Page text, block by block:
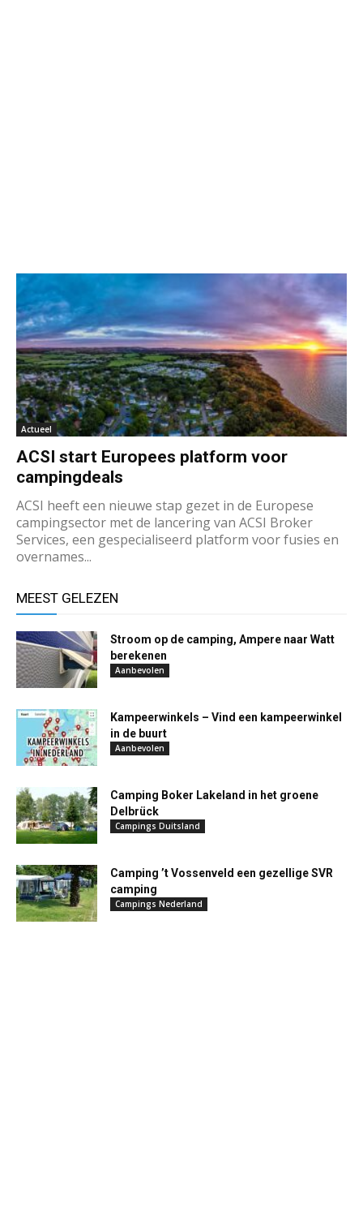
Actueel
ACSI start Europees platform voor
campingdeals
ACSI heeft een nieuwe stap gezet in de Europese
campingsector met de lancering van ACSI Broker
Services, een gespecialiseerd platform voor fusies en
overnames...
MEEST GELEZEN
Stroom op de camping, Ampere naar Watt
berekenen
Aanbevolen
Kampeerwinkels – Vind een kampeerwinkel
in de buurt
Aanbevolen
Camping Boker Lakeland in het groene
Delbrück
Campings Duitsland
Camping ’t Vossenveld een gezellige SVR
camping
Campings Nederland